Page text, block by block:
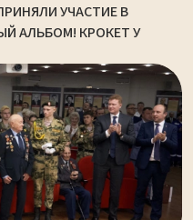
УЧАСТИЕ В
АЛЬБОМ! КРОКЕТ У